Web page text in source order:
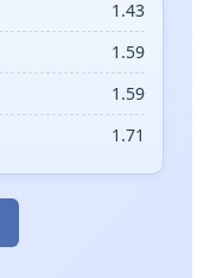
1.43
1.59
1.59
1.71